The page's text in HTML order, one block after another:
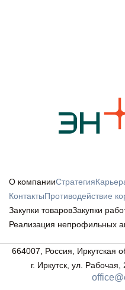
О компанииСтратегия
КонтактыПротиводействие
Закупки товаровЗакупки
Реализация непрофильных
664007, Россия, Иркутская
г. Иркутск, ул. Рабочая,